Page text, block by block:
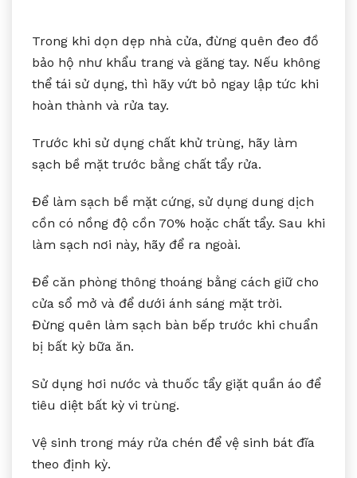
Trong khi dọn dẹp nhà cửa, đừng quên đeo đồ
bảo hộ như khẩu trang và găng tay. Nếu không
thể tái sử dụng, thì hãy vứt bỏ ngay lập tức khi
hoàn thành và rửa tay.
Trước khi sử dụng chất khử trùng, hãy làm
sạch bề mặt trước bằng chất tẩy rửa.
Để làm sạch bề mặt cứng, sử dụng dung dịch
cồn có nồng độ cồn 70% hoặc chất tẩy. Sau khi
làm sạch nơi này, hãy để ra ngoài.
Để căn phòng thông thoáng bằng cách giữ cho
cửa sổ mở và để dưới ánh sáng mặt trời.
Đừng quên làm sạch bàn bếp trước khi chuẩn
bị bất kỳ bữa ăn.
Sử dụng hơi nước và thuốc tẩy giặt quần áo để
tiêu diệt bất kỳ vi trùng.
Vệ sinh trong máy rửa chén để vệ sinh bát đĩa
theo định kỳ.